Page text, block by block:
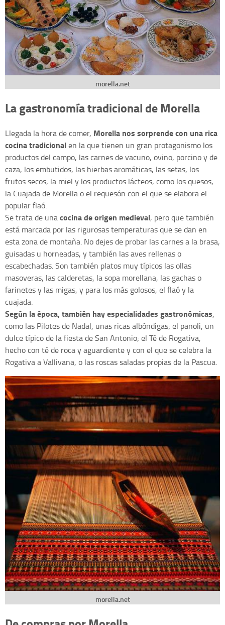
morella.net
La gastronomía tradicional de Morella
Llegada la hora de comer, Morella nos sorprende con una rica
cocina tradicionalen la que tienen un gran protagonismo los
productos del campo, las carnes de vacuno, ovino, porcino y de
caza, los embutidos, las hierbas aromáticas, las setas, los
frutos secos, la miel y los productos lácteos, como los quesos,
la Cuajada de Morella o el requesón con el que se elabora el
popular flaó.
Se trata de unacocina de origen medieval, pero que también
está marcada por las rigurosas temperaturas que se dan en
esta zona de montaña. No dejes de probar las carnes a la brasa,
guisadas u horneadas, y también las aves rellenas o
escabechadas. Son también platos muy típicos las ollas
masoveras, las calderetas, la sopa morellana, las gachas o
farinetes y las migas, y para los más golosos, el flaó y la
cuajada.
Según la época, también hay especialidades gastronómicas,
como las Pilotes de Nadal, unas ricas albóndigas; el panoli, un
dulce típico de la fiesta de San Antonio; el Té de Rogativa,
hecho con té de roca y aguardiente y con el que se celebra la
Rogativa a Vallivana, o las roscas saladas propias de la Pascua.
morella.net